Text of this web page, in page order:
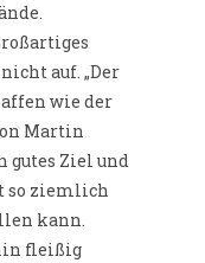
auf. „Der
wie der
Martin
gutes Ziel und
so ziemlich
kann.
fleißig